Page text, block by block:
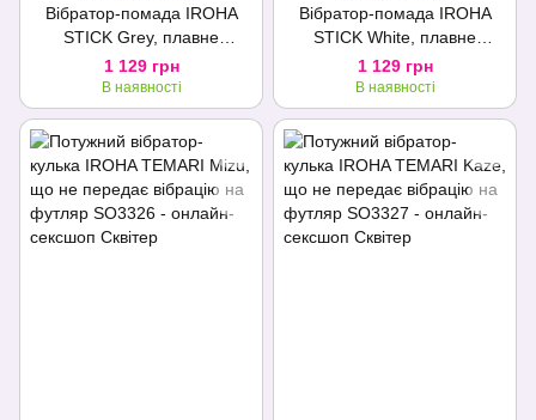
Вібратор-помада IROHA
STICK Grey, плавне
збільшення потужності
1 129 грн
В наявності
Вібратор-помада IROHA
STICK White, плавне
збільшення потужності
1 129 грн
В наявності